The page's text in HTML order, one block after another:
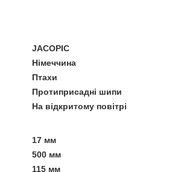
JACOPIC
Німеччина
Птахи
Протиприсадні шипи
На відкритому повітрі
17 мм
500 мм
115 мм